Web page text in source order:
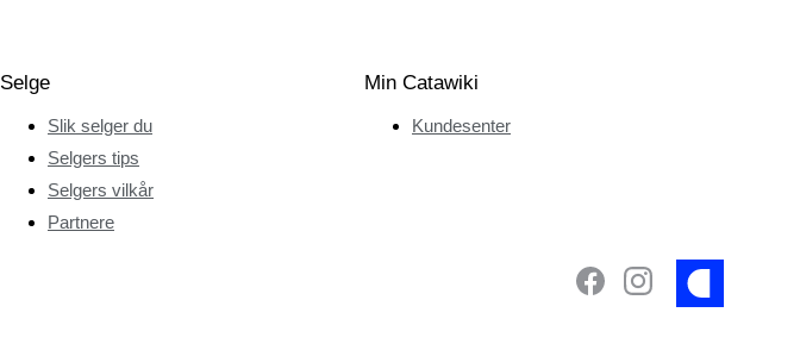
Selge
Slik selger du
Selgers tips
Selgers vilkår
Partnere
Min Catawiki
Kundesenter